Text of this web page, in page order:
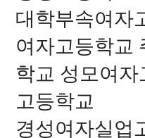
대학부속여자
여자고등학교
학교 성모여
고등학교
경성여자실업